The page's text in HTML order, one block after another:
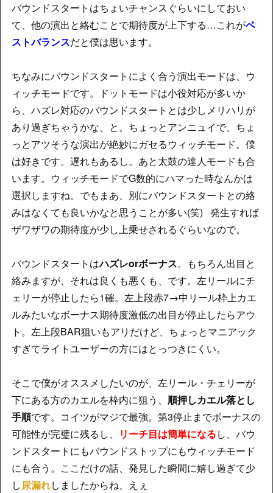
バウンドスタートはちょいチャンスぐらいにしておい
て、他の演出と絡むことで期待度が上下する…これがベ
ストバランスだと僕は思います。
ちなみにバウンドスタートによく合う演出モードは、ウ
ィッチモードです。ドットモードは小役対応が多いか
ら、ハズレ対応のバウンドスタートとは少しメリハリが
あり過ぎちゃうかな、と。ちょっとアンニュイで、ちょ
っとアツそうな演出が絶妙にガセるウィッチモード。僕
は好きです。遅れもあるし。あと太鼓の達人モードも合
います。ウィッチモードでG数的にハマった時なんかは
選択しますね。でもまあ、別にバウンドスタートとの絡
みはなくても良いかなと思うことが多い(笑) 発生すれば
ザワザワの期待度が少し上乗せされるぐらいなので。
バウンドスタートはハズレorボーナス。もちろん出目と
絡みますが、それは良くも悪くも、です。左リールにチ
ェリーが停止したら1確。左上段赤7→中リール枠上カエ
ルみたいなボーナス期待度激低の出目が停止したらアウ
ト。左上段BAR狙いもアリだけど、ちょっとマニアック
すぎてライトユーザーの方にはとっつきにくい。
そこで僕がオススメしたいのが、左リール・チェリーが
下にある方のカエルを枠内に狙う、 順押しカエル落とし
手順です。コイツがマジで最強。第3停止までボーナスの
可能性が完璧に残るし、
リーチ目は簡単になるし、バウ
ンドスタートにもバウンドストップにもウィッチモード
にも合う。ここだけの話、発見した瞬間に嬉し過ぎて少
し尿漏れしましたからね、えぇ